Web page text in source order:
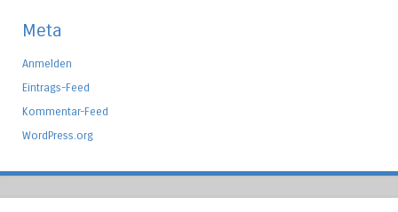
Meta
Anmelden
Eintrags-Feed
Kommentar-Feed
WordPress.org